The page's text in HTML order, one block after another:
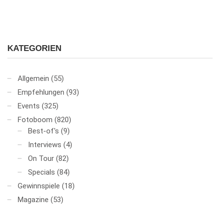
KATEGORIEN
Allgemein (55)
Empfehlungen (93)
Events (325)
Fotoboom (820)
Best-of's (9)
Interviews (4)
On Tour (82)
Specials (84)
Gewinnspiele (18)
Magazine (53)